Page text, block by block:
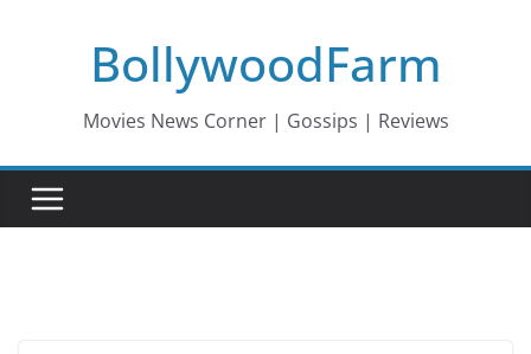
BollywoodFarm
Movies News Corner | Gossips | Reviews